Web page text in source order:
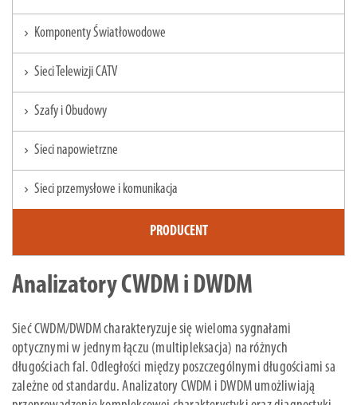
chevron_right Komponenty Światłowodowe
chevron_right Sieci Telewizji CATV
chevron_right Szafy i Obudowy
chevron_right Sieci napowietrzne
chevron_right Sieci przemysłowe i komunikacja
PRODUCENT
Analizatory CWDM i DWDM
Sieć CWDM/DWDM charakteryzuje się wieloma sygnałami
optycznymi w jednym łączu (multipleksacja) na różnych
długościach fal. Odległości między poszczególnymi długościami sa
zależne od standardu. Analizatory CWDM i DWDM umożliwiają